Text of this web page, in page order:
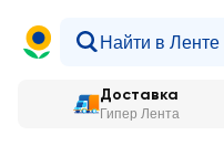
Доставка
Гипер Лента